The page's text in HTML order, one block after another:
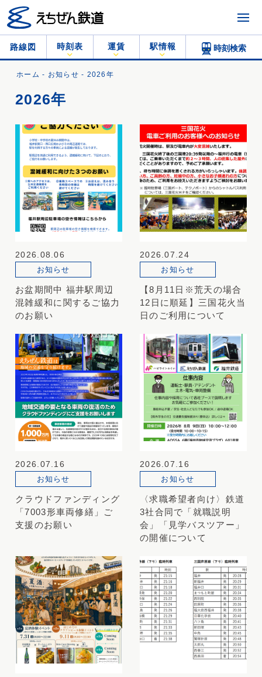
路線図 時刻表 運賃 駅情報 時刻検索
ホーム - お知らせ - 2026年
2026年
2026.08.06
お知らせ
お盆期間中 福井駅周辺
混雑緩和に関するご協力
のお願い
2026.07.24
お知らせ
【8月11日※荒天の場合
12日に順延】三国花火当
日のご利用について
2026.07.16
お知らせ
クラウドファンディング
「7003形車両修繕」ご
支援のお願い
2026.07.16
お知らせ
〈求職希望者向け〉鉄道
3社合同で「就職説明
会」「見学バスツアー」
の開催について